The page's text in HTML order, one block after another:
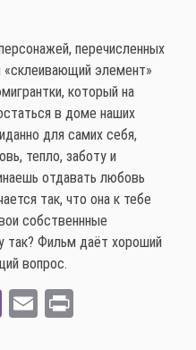
перечисленных
элемент»
который на
в доме наших
для самих себя,
тепло, заботу и
отдавать любовь
так, что она к тебе
собственнные
так? Фильм даёт хороший
вопрос.
Vi
E